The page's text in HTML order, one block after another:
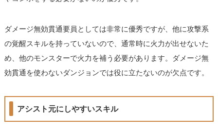
ダメージ無効貫通要員としては非常に優秀ですが、他に攻撃系
の覚醒スキルを持っていないので、通常時に火力が出せないた
め、他のモンスターで火力を補う必要があります。ダメージ無
効貫通を使わないダンジョンでは役に立たないのが欠点です。
アシスト元にしやすいスキル